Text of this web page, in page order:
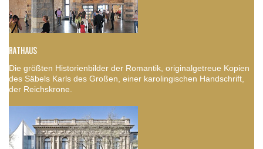
RATHAUS
Die größten Historienbilder der Romantik, originalgetreue Kopien
des Säbels Karls des Großen, einer karolingischen Handschrift,
der Reichskrone.